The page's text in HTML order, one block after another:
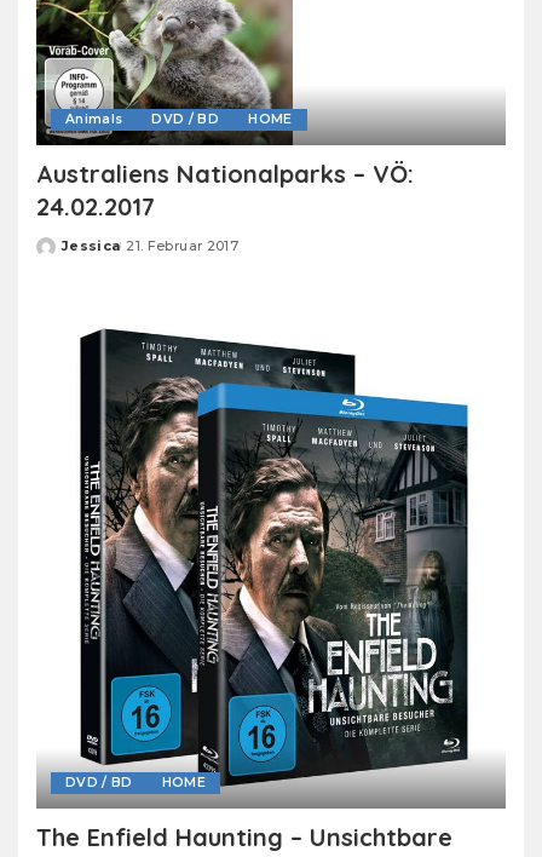
Animals DVD / BD HOME
Australiens Nationalparks – VÖ:
24.02.2017
Posted
Jessica 21. Februar 2017
DVD / BD HOME
The Enfield Haunting – Unsichtbare